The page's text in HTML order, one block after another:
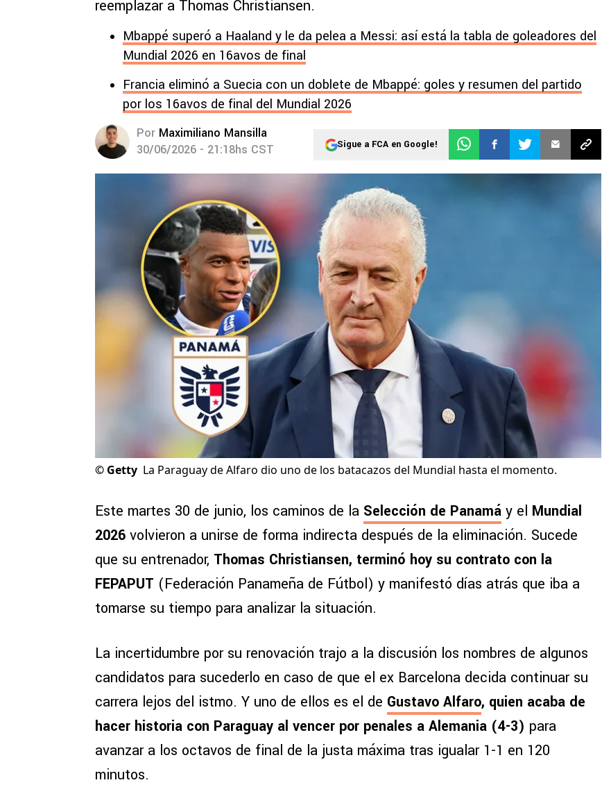
reemplazar a Thomas Christiansen.
Mbappé superó a Haaland y le da pelea a Messi: así está la tabla de goleadores del
Mundial 2026 en 16avos de final
Francia eliminó a Suecia con un doblete de Mbappé: goles y resumen del partido
por los 16avos de final del Mundial 2026
Por Maximiliano Mansilla
30/06/2026 - 21:18hs CST
Sigue a FCA en Google!
© Getty La Paraguay de Alfaro dio uno de los batacazos del Mundial hasta el momento.
Este martes 30 de junio, los caminos de la Selección de Panamá y el Mundial
2026 volvieron a unirse de forma indirecta después de la eliminación. Sucede
que su entrenador, Thomas Christiansen, terminó hoy su contrato con la
FEPAPUT (Federación Panameña de Fútbol) y manifestó días atrás que iba a
tomarse su tiempo para analizar la situación.
La incertidumbre por su renovación trajo a la discusión los nombres de algunos
candidatos para sucederlo en caso de que el ex Barcelona decida continuar su
carrera lejos del istmo. Y uno de ellos es el de Gustavo Alfaro, quien acaba de
hacer historia con Paraguay al vencer por penales a Alemania (4-3) para
avanzar a los octavos de final de la justa máxima tras igualar 1-1 en 120
minutos.